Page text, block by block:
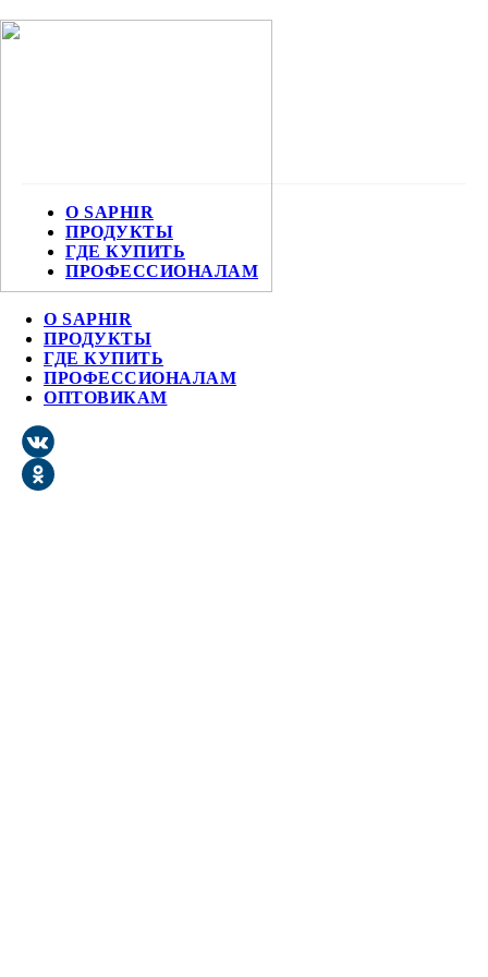
О SAPHIR
ПРОДУКТЫ
ГДЕ КУПИТЬ
ПРОФЕССИОНАЛАМ
ОПТОВИКАМ
О SAPHIR
ПРОДУКТЫ
ГДЕ КУПИТЬ
ПРОФЕССИОНАЛАМ